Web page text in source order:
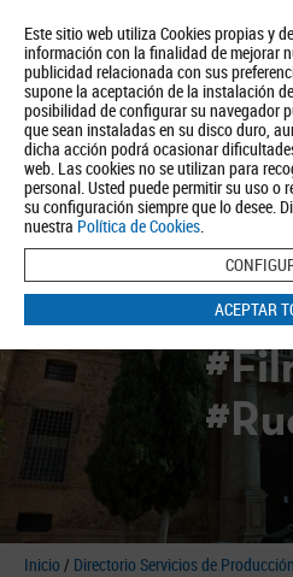
Este sitio web utiliza Cookies propias y
información con la finalidad de mejorar
publicidad relacionada con sus
supone la aceptación de la instalación
posibilidad de configurar su navegador
que sean instaladas en su disco duro,
dicha acción podrá ocasionar
web. Las cookies no se utilizan para
personal. Usted puede permitir su uso o
su configuración siempre que lo desee.
nuestra Política de Cookies.
ACEPTAR
Quiénes somos Turismo
Inicio / Directorio Servicios de Producción